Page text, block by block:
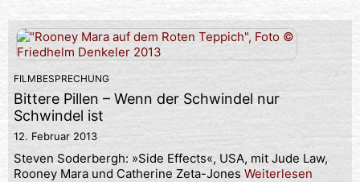
FILMBESPRECHUNG
Bittere Pillen – Wenn der Schwindel nur
Schwindel ist
12. Februar 2013
Steven Soderbergh: »Side Effects«, USA, mit Jude Law,
Rooney Mara und Catherine Zeta-Jones Weiterlesen